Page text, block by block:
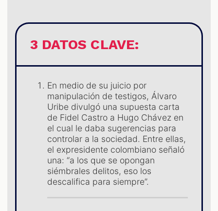
3 DATOS CLAVE:
En medio de su juicio por
manipulación de testigos, Álvaro
Uribe divulgó una supuesta carta
de Fidel Castro a Hugo Chávez en
el cual le daba sugerencias para
controlar a la sociedad. Entre ellas,
el expresidente colombiano señaló
una: “a los que se opongan
siémbrales delitos, eso los
descalifica para siempre”.